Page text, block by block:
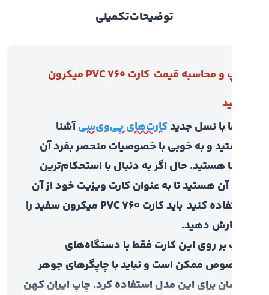
توضیحاتتکمیلی
چاپ و محاسبه قیمت کارت PVC 760 میکرون
با نسل جدیدکارت‌های پی‌وی‌سیآشنا
و به خوبی با خصوصیات منحصر بفرد آن
هستید. حال اگر به دنبال با استحکام‌ترین
هستید تا به عنوان کارت ویزیت خود از آن
استفاده کنید باید کارت PVC 760 میکرون سفید را
دهید.
بر روی این کارت فقط با دستگاه‌های
ممکن است و نباید با چاپگرهای جوهر
برای این مدل استفاده کرد. چاپ ایران کهن